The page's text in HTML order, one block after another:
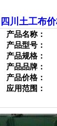
四川土工布
产品名称：
产品型号：
产品规格：
产品品牌：
产品价格：
应用范围：